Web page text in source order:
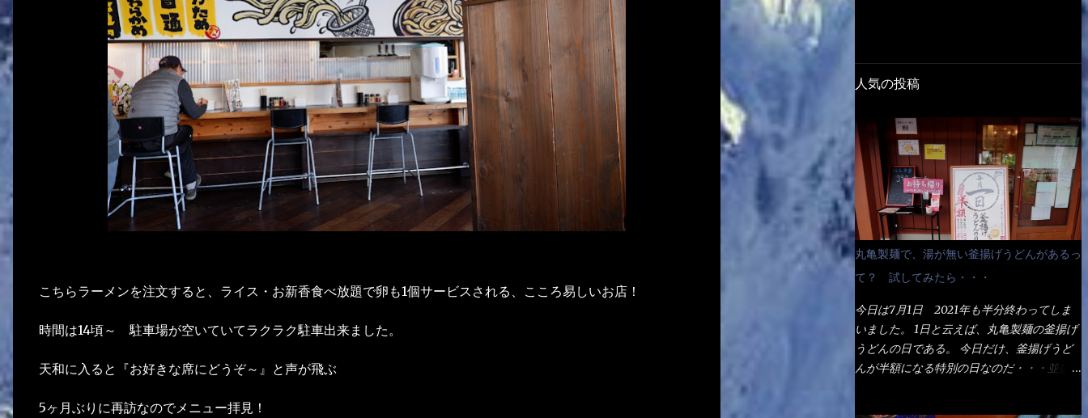
こちらラーメンを注文すると、ライス・お新香食べ放題で卵も1個サービスされる、こころ易しいお店！
時間は14頃～ 駐車場が空いていてラクラク駐車出来ました。
天和に入ると『お好きな席にどうぞ～』と声が飛ぶ
5ヶ月ぶりに再訪なのでメニュー拝見！
人気の投稿
丸亀製麺で、湯が無い釜揚げうどんがあるっ
て？ 試してみたら・・・
今日は7月1日 2021年も半分終わってしま
いました。 1日と云えば、丸亀製麺の釜揚げ
うどんの日である。 今日だけ、釜揚げうど
んが半額になる特別の日なのだ・・・並盛